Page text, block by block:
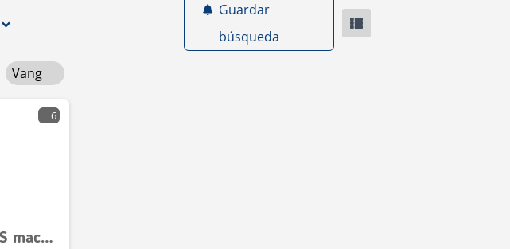
Guardar
búsqueda
Vang
6
Vang SLHS machine trailer with hydraulic ramps